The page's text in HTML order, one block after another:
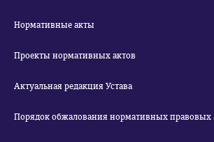
Нормативные акты
Проекты нормативных актов
Актуальная редакция Устава
Порядок обжалования нормативных правовых